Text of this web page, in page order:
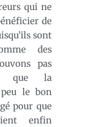
qui ne
de
sont
des
pas
que la
le bon
pour que
enfin